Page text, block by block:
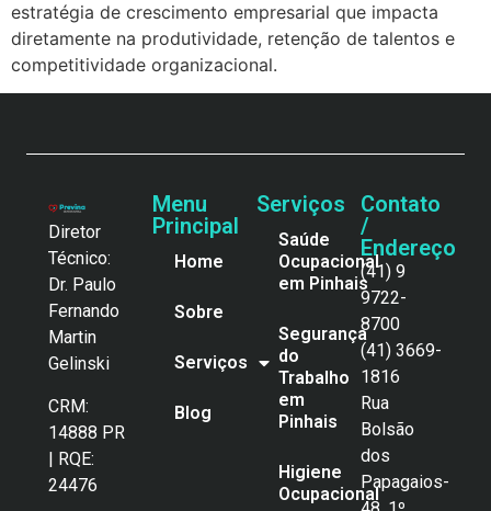
estratégia de crescimento empresarial que impacta
diretamente na produtividade, retenção de talentos e
competitividade organizacional.
Diretor
Técnico:
Dr. Paulo
Fernando
Martin
Gelinski
CRM:
14888 PR
| RQE:
24476
Menu
Principal
Home
Sobre
Serviços
Blog
Serviços
Saúde
Ocupacional
em Pinhais
Segurança
do
Trabalho
em
Pinhais
Higiene
Ocupacional
Contato
/
Endereço
(41) 9
9722-
8700
(41) 3669-
1816
Rua
Bolsão
dos
Papagaios-